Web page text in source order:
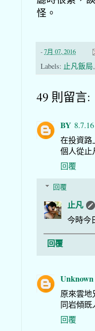
怪。
-7月 07, 2016
Labels: 止凡飯局
49 則留言:
BY 8.7.16
在投資路
個人從止
回覆
回覆
止凡
今時今
回覆
Unknown
原來雲地
同岩傾既
回覆